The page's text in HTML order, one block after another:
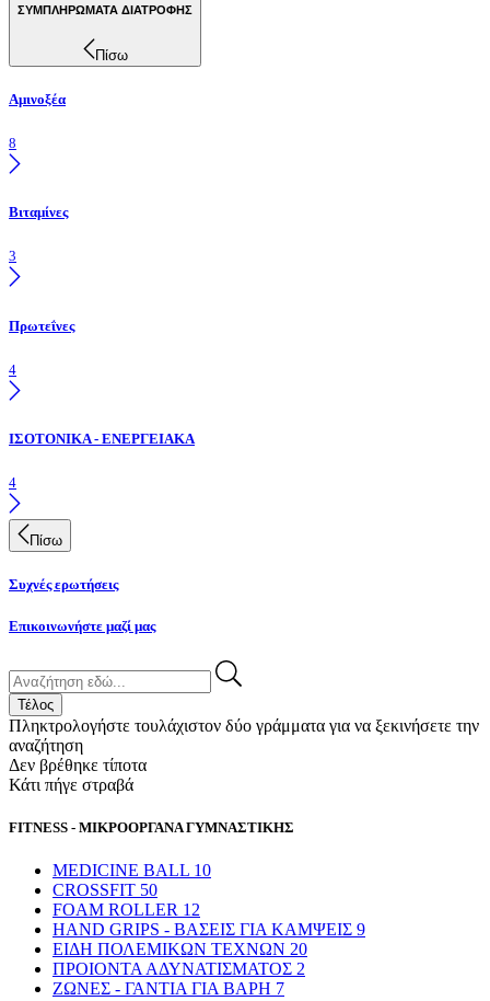
ΣΥΜΠΛΗΡΩΜΑΤΑ ΔΙΑΤΡΟΦΗΣ
Πίσω
Αμινοξέα
8
Βιταμίνες
3
Πρωτεΐνες
4
ΙΣΟΤΟΝΙΚΑ - ΕΝΕΡΓΕΙΑΚΑ
4
Πίσω
Συχνές ερωτήσεις
Επικοινωνήστε μαζί μας
Τέλος
Πληκτρολογήστε τουλάχιστον δύο γράμματα για να ξεκινήσετε την
αναζήτηση
Δεν βρέθηκε τίποτα
Κάτι πήγε στραβά
FITNESS - ΜΙΚΡΟΟΡΓΑΝΑ ΓΥΜΝΑΣΤΙΚΗΣ
MEDICINE BALL 10
CROSSFIT 50
FOAM ROLLER 12
HAND GRIPS - ΒΑΣΕΙΣ ΓΙΑ ΚΑΜΨΕΙΣ 9
ΕΙΔΗ ΠΟΛΕΜΙΚΩΝ ΤΕΧΝΩΝ 20
ΠΡΟΙΟΝΤΑ ΑΔΥΝΑΤΙΣΜΑΤΟΣ 2
ΖΩΝΕΣ - ΓΑΝΤΙΑ ΓΙΑ ΒΑΡΗ 7